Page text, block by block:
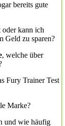
bereits gute
kann ich
Geld zu sparen?
, welche über
Fury Trainer Test
Marke?
und wie häufig